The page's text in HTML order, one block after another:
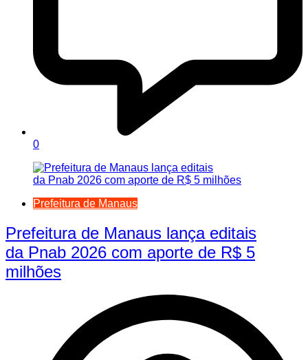
0
Prefeitura de Manaus
Prefeitura de Manaus lança editais
da Pnab 2026 com aporte de R$ 5
milhões